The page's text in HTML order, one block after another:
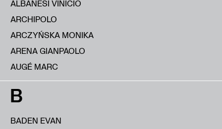
ALBANESI VINICIO
ARCHIPOLO
ARCZYŃSKA MONIKA
ARENA GIANPAOLO
AUGÉ MARC
B
BADEN EVAN